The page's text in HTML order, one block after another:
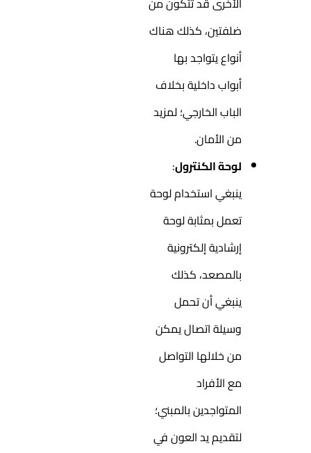
ضلفتين، كذلك هناك
أنواع يتواجد بها
أبواب داخلية بخلاف
الباب الخارجي؛ لمزيد
من الأمان.
لوحة الكنترول:
ينبغي استخدام لوحة
تعمل بمثابة لوحة
إرشادية إلكترونية
بالمصعد، كذلك
ينبغي أن تحمل
وسيلة اتصال يمكن
من خلالها التواصل
مع الأفراد
المتواجدين بالمبني؛
لتقديم يد العون في